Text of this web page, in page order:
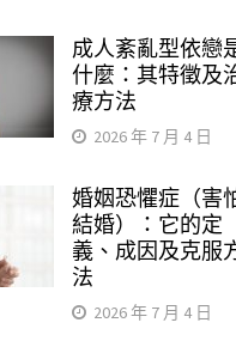
成人紊亂型依戀
什麼：其特徵及
療方法
2026 年 7 月 4 日
婚姻恐懼症（害
結婚）：它的定
義、成因及克服
法
2026 年 7 月 4 日